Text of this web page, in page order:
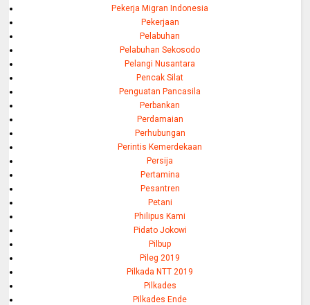
Pekerja Migran Indonesia
Pekerjaan
Pelabuhan
Pelabuhan Sekosodo
Pelangi Nusantara
Pencak Silat
Penguatan Pancasila
Perbankan
Perdamaian
Perhubungan
Perintis Kemerdekaan
Persija
Pertamina
Pesantren
Petani
Philipus Kami
Pidato Jokowi
Pilbup
Pileg 2019
Pilkada NTT 2019
Pilkades
Pilkades Ende